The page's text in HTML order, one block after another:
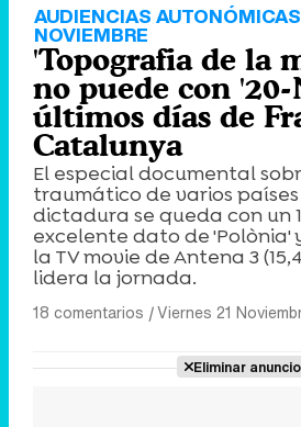
AUDIENCIAS
NOVIEMBRE
'Topografia de la
no puede con '20-
últimos días de
Catalunya
El especial documental
traumático de varios
dictadura se queda con un
excelente dato de 'Polònia'
la TV movie de Antena 3
lidera la jornada.
18 comentarios |Viernes 21
Eliminar